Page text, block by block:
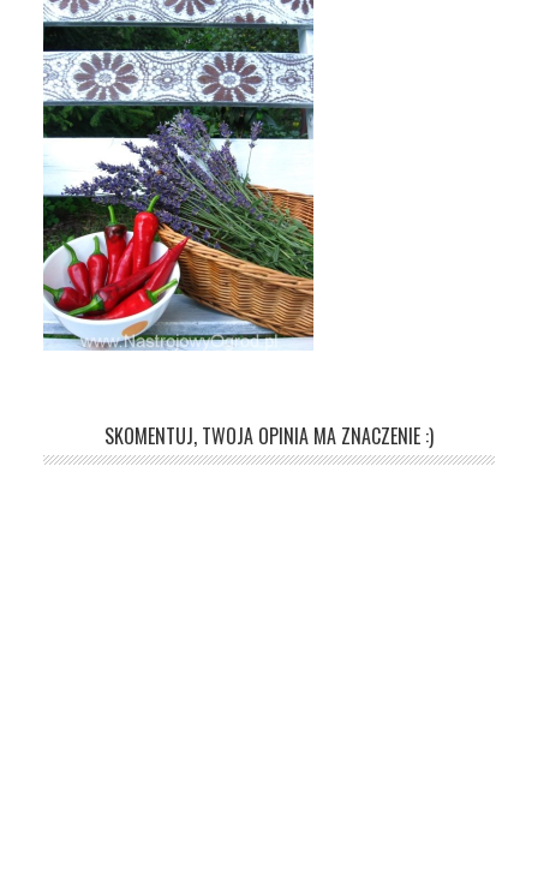
SKOMENTUJ, TWOJA OPINIA MA ZNACZENIE :)